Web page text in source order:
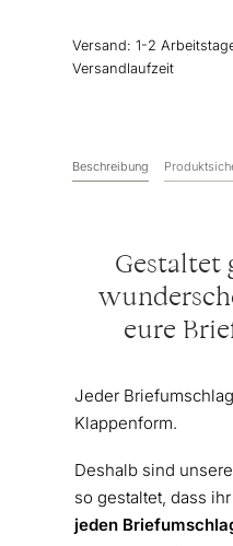
Versand: 1-2
Versandlaufzeit
Beschreibung
Gestaltet
eure
Jeder
Klappenform.
Deshalb sind
so gestaltet, dass
jeden